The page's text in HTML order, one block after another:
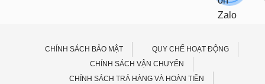
CHÍNH SÁCH BẢO MẬT
QUY CHẾ HOẠT ĐỘNG
CHÍNH SÁCH VẬN CHUYỂN
CHÍNH SÁCH TRẢ HÀNG VÀ HOÀN TIỀN